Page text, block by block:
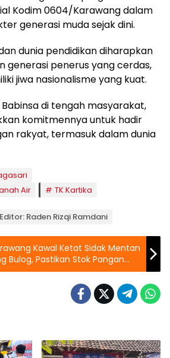
Kodim 0604/Karawang dalam
generasi muda sejak dini.
dunia pendidikan diharapkan
generasi penerus yang cerdas,
jiwa nasionalisme yang kuat.
di tengah masyarakat,
komitmennya untuk hadir
rakyat, termasuk dalam dunia
Air
TK Kartika
Editor: Raden Rizqi Ramdani
Kawal Ketat Sidak Mentan
Bulog, Pastikan Stok Pangan